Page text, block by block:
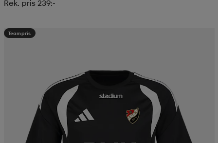
Rek. pris 239:-
Teampris